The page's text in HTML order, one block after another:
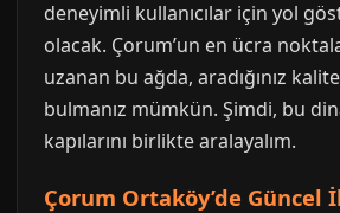
deneyimli kullanıcılar için yol
olacak. Çorum’un en ücra
uzanan bu ağda, aradığınız
bulmanız mümkün. Şimdi, bu
kapılarını birlikte aralayalım.
Çorum Ortaköy’de Güncel